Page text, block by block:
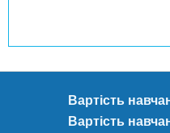
Вартість
Вартість